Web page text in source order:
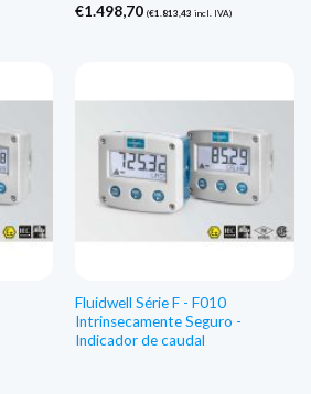
€1.498,70 (€1.813,43 incl. IVA)
Fluidwell Série F - F010
Intrinsecamente Seguro -
Indicador de caudal